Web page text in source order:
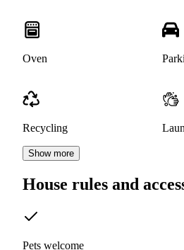
Oven
Recycling
Show more
House rules and
Pets welcome